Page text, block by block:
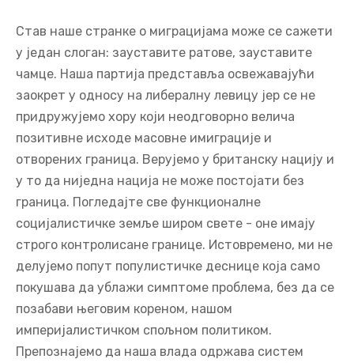
Став наше странке о миграцијама може се сажети
у један слоган: зауставите ратове, зауставите
чамце. Наша партија представља освежавајући
заокрет у односу на либералну левицу јер се не
придружујемо хору који неодговорно велича
позитивне исходе масовне имиграције и
отворених граница. Верујемо у британску нацију и
у то да ниједна нација не може постојати без
граница. Погледајте све функционалне
социјалистичке земље широм свете - оне имају
строго контролисане границе. Истовремено, ми не
делујемо попут популистичке деснице која само
покушава да ублажи симптоме проблема, без да се
позабави његовим кореном, нашом
империјалистичком спољном политиком.
Препознајемо да наша влада одржава систем